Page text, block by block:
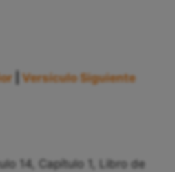
Versículo Siguiente
14, Capítulo 1, Libro de